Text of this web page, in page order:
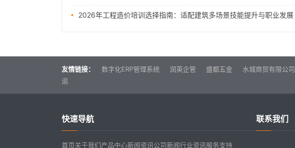
2026年工程造价培训选择指南：适配建筑多场景技能提升与职业发展
友情链接： 数字化ERP管理系统 润英企管 盛都五金 水城商贸有限公司
运
快速导航
首页关于我们产品中心新闻资讯公司新闻行业资讯服务支持
联系我们